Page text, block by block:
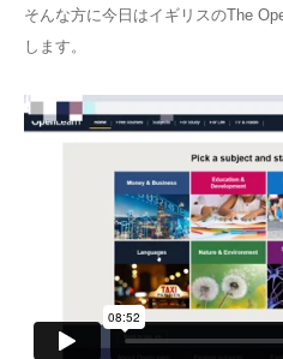
そんな方に今日はイギリスのThe
します。